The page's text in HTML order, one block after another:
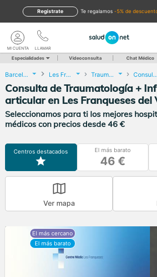
te regalamos -5% de
Regístrate
LLAMAR
MI CUENTA
Especialidades Videoconsulta Chat Médico
Barcelona Les Franqueses del Vallès Traumatología y Cirugía Ortopédica Consulta de Traumatología + Infiltración articular
Consulta de Traumatología +
articular en Les Franqueses del
Seleccionamos para ti los mejores
médicos con precios desde 46 €
Centros destacados El más barato
46 €
Ver mapa